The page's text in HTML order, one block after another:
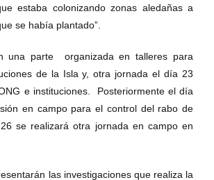
estaba colonizando zonas aledañas a
se había plantado”.
una parte organizada en talleres para
de la Isla y, otra jornada el día 23
e instituciones. Posteriormente el día
en campo para el control del rabo de
se realizará otra jornada en campo en
las investigaciones que realiza la